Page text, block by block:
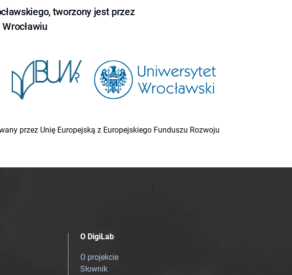
tworzony jest przez
przez Unię Europejską z Europejskiego Funduszu Rozwoju
O DigiLab
O projekcie
Słownik